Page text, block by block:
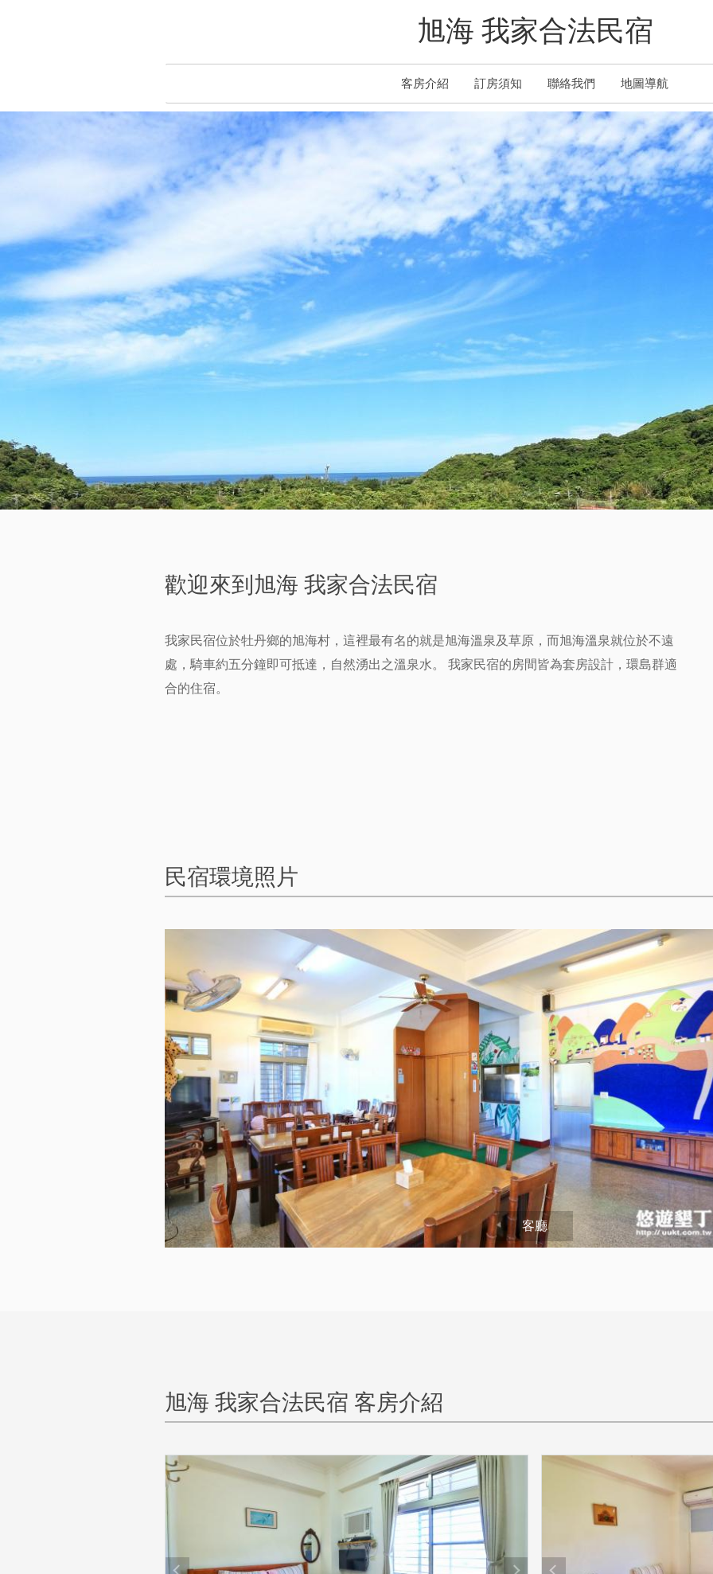
旭海 我家合法民宿
客房介紹 訂房須知 聯絡我們 地圖導航
歡迎來到旭海 我家合法民宿
我家民宿位於牡丹鄉的旭海村，這裡最有名的就是旭海溫泉及草原，而旭海溫泉就位於不遠
處，騎車約五分鐘即可抵達，自然湧出之溫泉水。 我家民宿的房間皆為套房設計，環島群適
合的住宿。
民宿環境照片
客廳
旭海 我家合法民宿 客房介紹
prev next prev